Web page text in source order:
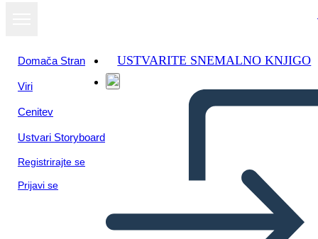
Domača Stran
Viri
Cenitev
Ustvari Storyboard
Registrirajte se
Prijavi se
USTVARITE SNEMALNO KNJIGO